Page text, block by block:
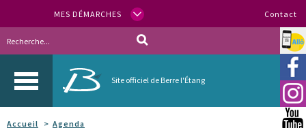
MES DÉMARCHES Contact
Site officiel de Berre l'Étang
Allo
Accueil Agenda